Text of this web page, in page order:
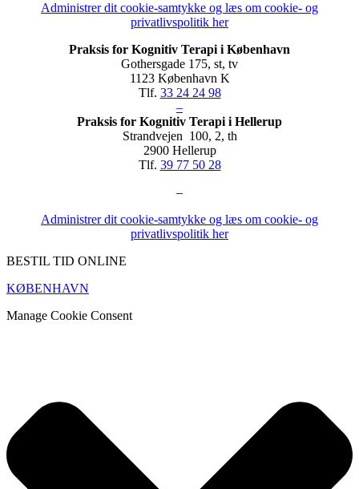
Administrer dit cookie-samtykke og læs om cookie- og
privatlivspolitik her
Praksis for Kognitiv Terapi i København
Gothersgade 175, st, tv
1123 København K
Tlf. 33 24 24 98
–
Praksis for Kognitiv Terapi i Hellerup
Strandvejen 100, 2, th
2900 Hellerup
Tlf. 39 77 50 28
–
Administrer dit cookie-samtykke og læs om cookie- og
privatlivspolitik her
BESTIL TID ONLINE
KØBENHAVN
Manage Cookie Consent